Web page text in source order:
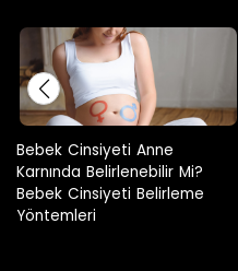
Progestan Nedir?
Progesteron Hormonunun Yan
Etkileri Nelerdir?